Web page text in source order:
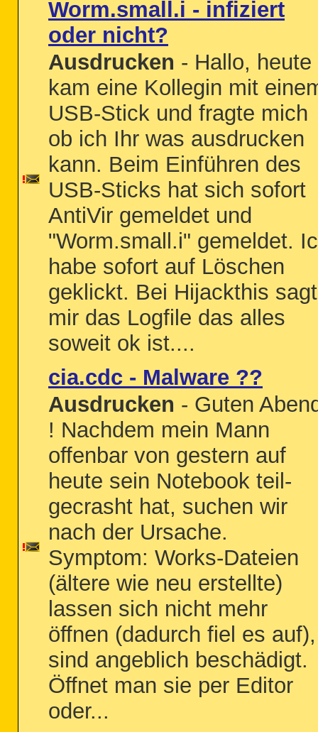
Worm.small.i - infiziert
oder nicht?
Ausdrucken - Hallo, heute
kam eine Kollegin mit
USB-Stick und fragte mich
ob ich Ihr was ausdrucken
kann. Beim Einführen des
USB-Sticks hat sich sofort
AntiVir gemeldet und
"Worm.small.i" gemeldet.
habe sofort auf Löschen
geklickt. Bei Hijackthis sagt
mir das Logfile das alles
soweit ok ist....
cia.cdc - Malware ??
Ausdrucken - Guten
! Nachdem mein Mann
offenbar von gestern auf
heute sein Notebook teil-
gecrasht hat, suchen wir
nach der Ursache.
Symptom: Works-Dateien
(ältere wie neu erstellte)
lassen sich nicht mehr
öffnen (dadurch fiel es auf),
sind angeblich beschädigt.
Öffnet man sie per Editor
oder...